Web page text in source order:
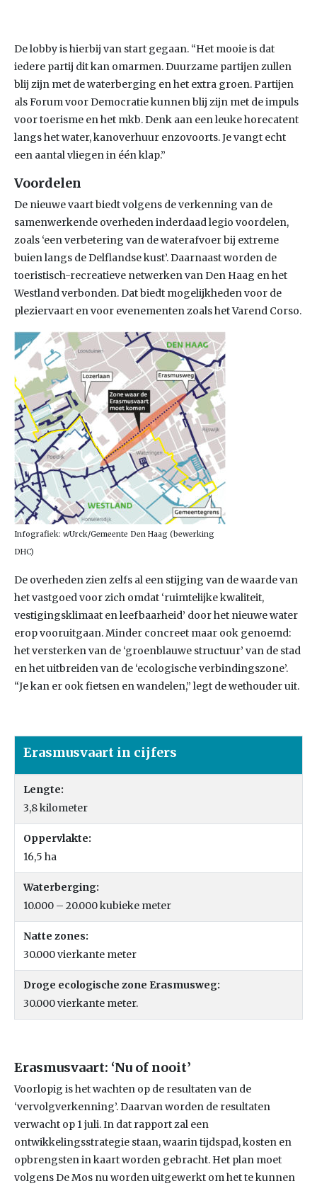
De lobby is hierbij van start gegaan. “Het mooie is dat
iedere partij dit kan omarmen. Duurzame partijen zullen
blij zijn met de waterberging en het extra groen. Partijen
als Forum voor Democratie kunnen blij zijn met de impuls
voor toerisme en het mkb. Denk aan een leuke horecatent
langs het water, kanoverhuur enzovoorts. Je vangt echt
een aantal vliegen in één klap.”
Voordelen
De nieuwe vaart biedt volgens de verkenning van de
samenwerkende overheden inderdaad legio voordelen,
zoals ‘een verbetering van de waterafvoer bij extreme
buien langs de Delflandse kust’. Daarnaast worden de
toeristisch-recreatieve netwerken van Den Haag en het
Westland verbonden. Dat biedt mogelijkheden voor de
pleziervaart en voor evenementen zoals het Varend Corso.
Infografiek: wUrck/Gemeente Den Haag (bewerking
DHC)
De overheden zien zelfs al een stijging van de waarde van
het vastgoed voor zich omdat ‘ruimtelijke kwaliteit,
vestigingsklimaat en leefbaarheid’ door het nieuwe water
erop vooruitgaan. Minder concreet maar ook genoemd:
het versterken van de ‘groenblauwe structuur’ van de stad
en het uitbreiden van de ‘ecologische verbindingszone’.
“Je kan er ook fietsen en wandelen,” legt de wethouder uit.
Erasmusvaart in cijfers
Lengte:
3,8 kilometer
Oppervlakte:
16,5 ha
Waterberging:
10.000 – 20.000 kubieke meter
Natte zones:
30.000 vierkante meter
Droge ecologische zone Erasmusweg:
30.000 vierkante meter.
Erasmusvaart: ‘Nu of nooit’
Voorlopig is het wachten op de resultaten van de
‘vervolgverkenning’. Daarvan worden de resultaten
verwacht op 1 juli. In dat rapport zal een
ontwikkelingsstrategie staan, waarin tijdspad, kosten en
opbrengsten in kaart worden gebracht. Het plan moet
volgens De Mos nu worden uitgewerkt om het te kunnen